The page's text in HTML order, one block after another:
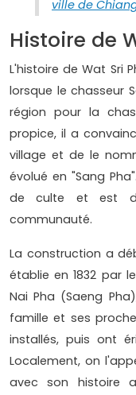
ville de
Histoire de
L'histoire de Wat Sri
lorsque le chasseur
région pour la
propice, il a
village et de le
évolué en "Sang
de culte et est
communauté.
La construction a
établie en 1832 par
Nai Pha (Saeng
famille et ses
installés, puis ont
Localement, on
avec son histoire